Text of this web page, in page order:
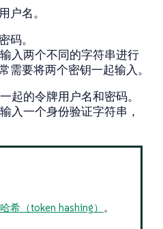
户名。
码。
入两个不同的字符串进行
需要将两个密钥一起输入。
起的令牌用户名和密码。
入一个身份验证字符串，
希（token hashing） 。